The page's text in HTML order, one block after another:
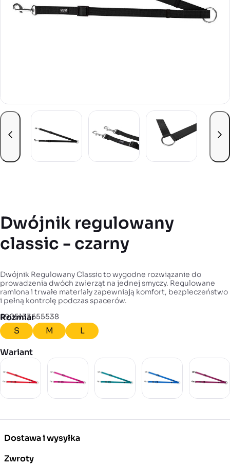
Dwójnik regulowany
classic - czarny
Dwójnik Regulowany Classic to wygodne rozwiązanie do
prowadzenia dwóch zwierząt na jednej smyczy. Regulowane
ramiona i trwałe materiały zapewniają komfort, bezpieczeństwo
i pełną kontrolę podczas spacerów.
EAN
5905133655538
Rozmiar
S
M
L
Wariant
Dostawa i wysyłka
Zwroty